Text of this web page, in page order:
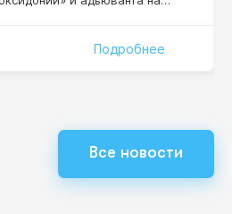
очищенным
этих иммуномодуляторов
и масляным адьювантом.
препарата «Иммунофан»,
Подробнее
Все новости